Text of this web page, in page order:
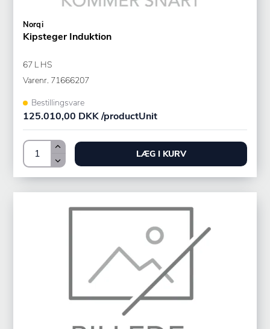
Norqi
Kipsteger Induktion
67 L HS
Varenr. 71666207
Bestillingsvare
125.010,00 DKK /productUnit
LÆG I KURV